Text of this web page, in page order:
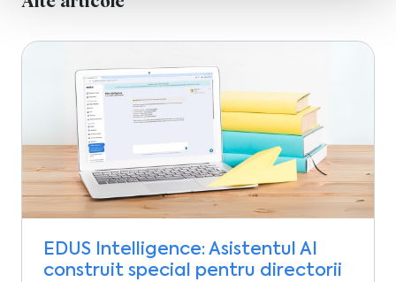
EDUS Intelligence: Asistentul AI
construit special pentru directorii